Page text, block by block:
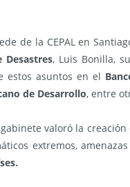
de la CEPAL en
Desastres, Luis Bonilla,
estos asuntos en el
de Desarrollo, entre
valoró la
extremos,